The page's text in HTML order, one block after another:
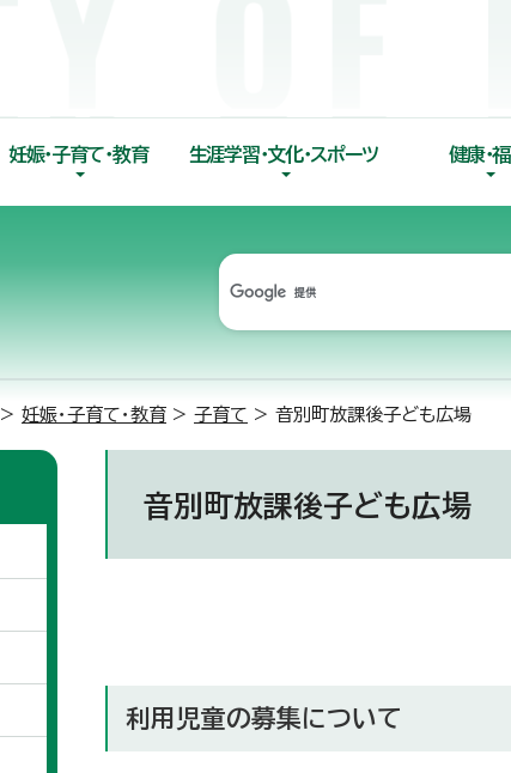
妊娠・子育て・教育 生涯学習・文化・スポーツ 健康・
> 妊娠・子育て・教育 > 子育て > 音別町放課後子ども広場
音別町放課後子ども広場
利用児童の募集について